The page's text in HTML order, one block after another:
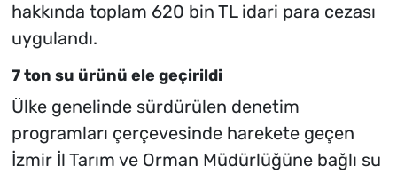
hakkında toplam 620 bin TL idari para cezası
uygulandı.
7 ton su ürünü ele geçirildi
Ülke genelinde sürdürülen denetim
programları çerçevesinde harekete geçen
İzmir İl Tarım ve Orman Müdürlüğüne bağlı su